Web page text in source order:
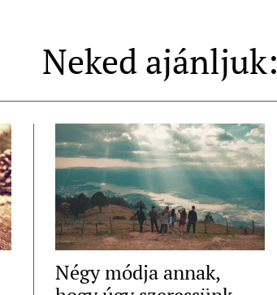
Neked ajánljuk:
Négy módja annak,